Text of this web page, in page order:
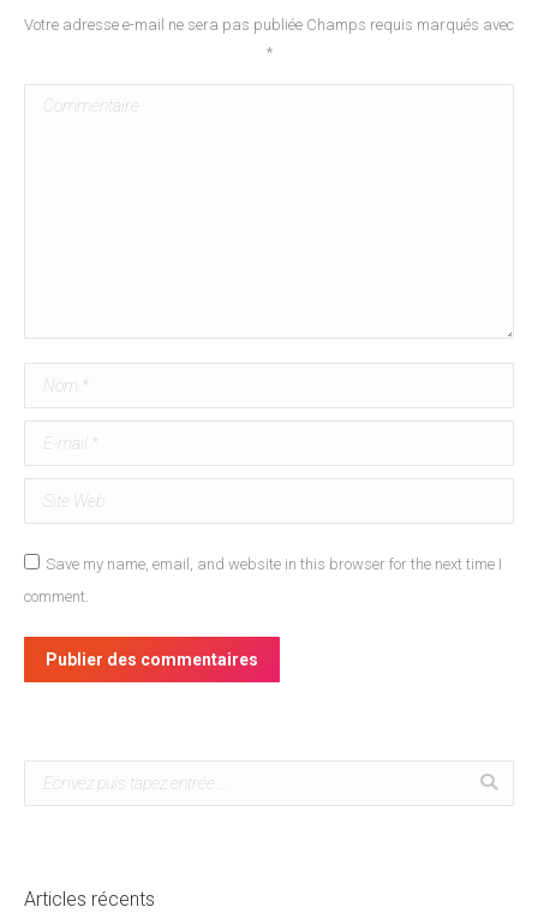
Votre adresse e-mail ne sera pas publiée Champs requis marqués avec
*
Commentaire
Nom *
E-mail *
Site Web
Save my name, email, and website in this browser for the next time I
comment.
Publier des commentaires
Search:
Articles récents